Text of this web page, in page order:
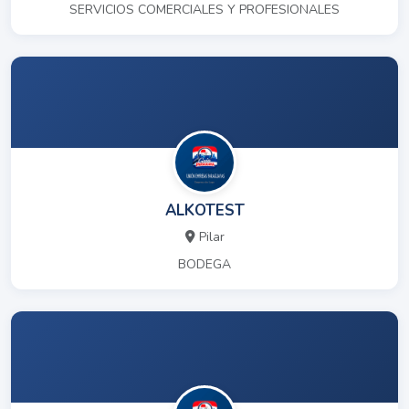
SERVICIOS COMERCIALES Y PROFESIONALES
ALKOTEST
Pilar
BODEGA